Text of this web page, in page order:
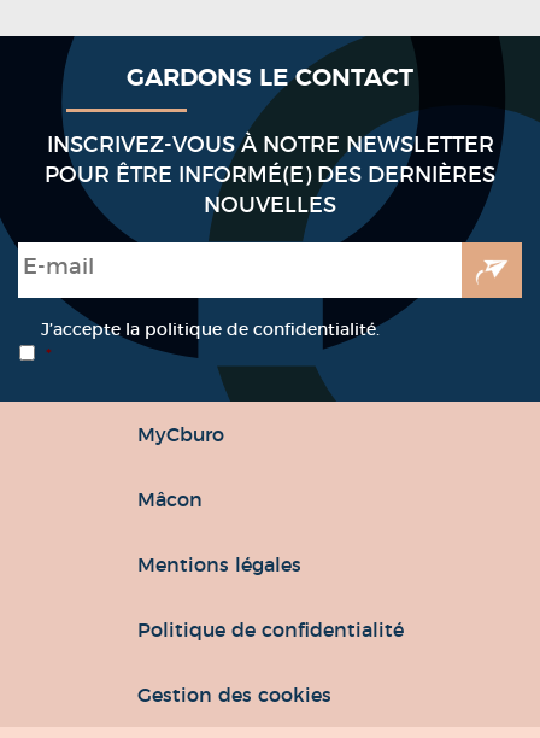
GARDONS LE CONTACT
INSCRIVEZ-VOUS À NOTRE NEWSLETTER
POUR ÊTRE INFORMÉ(E) DES DERNIÈRES
NOUVELLES
E-mail
RGPD *
J’accepte la politique de confidentialité.
*
MyCburo
Mâcon
Mentions légales
Politique de confidentialité
Gestion des cookies